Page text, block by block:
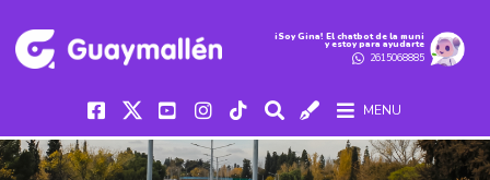
iSoy Gina! El chatbot de la muni
y estoy para ayudarte
2615068885
MENU